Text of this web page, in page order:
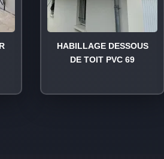
HABILLAGE DESSOUS
DE TOIT PVC 69